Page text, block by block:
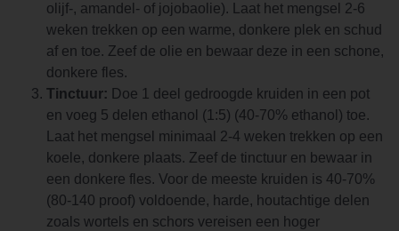
olijf-, amandel- of jojobaolie). Laat het mengsel 2-6
weken trekken op een warme, donkere plek en schud
af en toe. Zeef de olie en bewaar deze in een schone,
donkere fles.
Tinctuur: Doe 1 deel gedroogde kruiden in een pot
en voeg 5 delen ethanol (1:5) (40-70% ethanol) toe.
Laat het mengsel minimaal 2-4 weken trekken op een
koele, donkere plaats. Zeef de tinctuur en bewaar in
een donkere fles. Voor de meeste kruiden is 40-70%
(80-140 proof) voldoende, harde, houtachtige delen
zoals wortels en schors vereisen een hoger